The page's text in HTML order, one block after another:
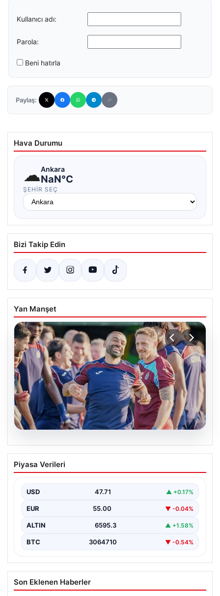
Kullanıcı adı:
Parola:
Beni hatırla
Paylaş:
Hava Durumu
☁Ankara
NaN°C
ŞEHIR SEÇ
Bizi Takip Edin
Yan Manşet
06.08.2026
Trabzonspor’da Mohamed Salah ilk kez
topbaşı yaptı!
Çalışmasına Katıldı", "content": "Trabzonspor, yeni
sezon…
Piyasa Verileri
USD 47.71 ▲ +0.17%
EUR 55.00 ▼ -0.04%
ALTIN 6595.3 ▲ +1.58%
BTC 3064710 ▼ -0.54%
Son Eklenen Haberler